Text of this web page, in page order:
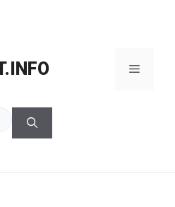
Menu